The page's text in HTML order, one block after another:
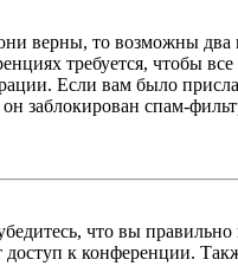
верны, то возможны
требуется, чтобы
Если вам было
заблокирован спам-
что вы
к конференции.